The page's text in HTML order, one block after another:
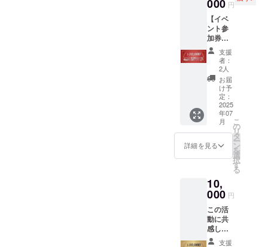
です。
当日
キャン
セルさ
れた場
合もご
返金で
きませ
ん。
手か
ら、支
援のお
礼と一
言コメ
ントの
メッ
セージ
動画で
す。 ・
提供方
法：
youtub
eの限定
公開
データ
として
お送り
させて
いただ
きま
す。 イ
000 円
【イベ
ント参
加券
（大人1
名+子供
3人ま
で）】
・場所:
シティ
ホール
＆ギャ
ラリー
五反田
・住
所：東
京都品
五反田
8-4-
13 五
反田JP
ビル
ディン
グ3F ・
支援
者：
2人
お届
け予
定：
2025
年07
月
詳細を見る
こ
の
リ
タ
ー
ン
を
選
択
す
る
10,
000 円
この活
動に共
感し、
子ども
支援